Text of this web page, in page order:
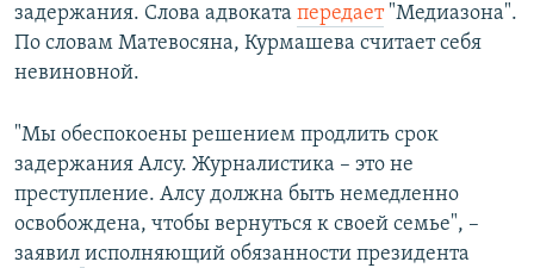
задержания. Слова адвоката передает"Медиазона".
По словам Матевосяна, Курмашева считает себя
невиновной.
"Мы обеспокоены решением продлить срок
задержания Алсу. Журналистика – это не
преступление. Алсу должна быть немедленно
освобождена, чтобы вернуться к своей семье", –
заявил исполняющий обязанности президента